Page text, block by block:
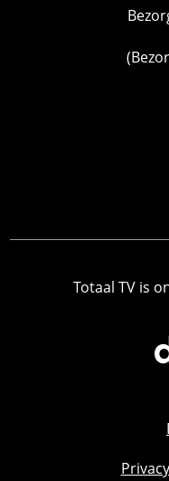
Totaal TV is